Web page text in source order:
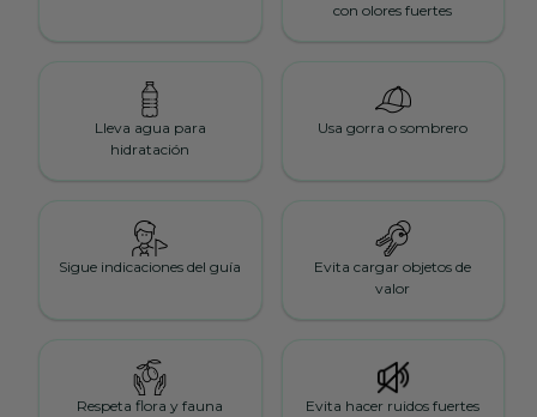
con olores fuertes
Lleva agua para
hidratación
Usa gorra o sombrero
Sigue indicaciones del guía
Evita cargar objetos de
valor
Respeta flora y fauna
Evita hacer ruidos fuertes